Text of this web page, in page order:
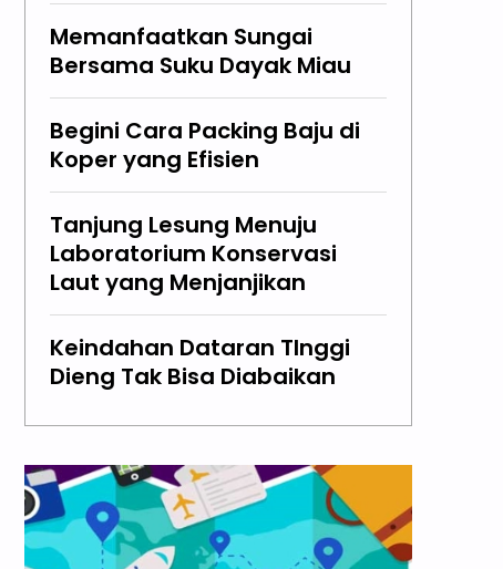
Memanfaatkan Sungai
Bersama Suku Dayak Miau
Begini Cara Packing Baju di
Koper yang Efisien
Tanjung Lesung Menuju
Laboratorium Konservasi
Laut yang Menjanjikan
Keindahan Dataran TInggi
Dieng Tak Bisa Diabaikan